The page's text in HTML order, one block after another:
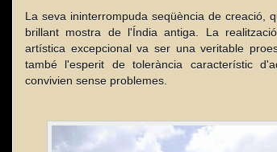
La seva ininterrompuda seqüència de creació,
brillant mostra de l'Índia antiga. La
artística excepcional va ser una veritable
també l'esperit de tolerància característic
convivien sense problemes.